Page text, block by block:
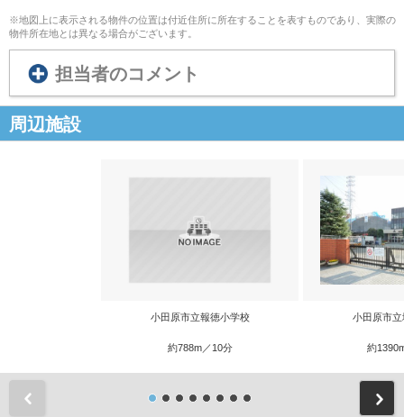
※地図上に表示される物件の位置は付近住所に所在することを表すものであり、実際の
物件所在地とは異なる場合がございます。
担当者のコメント
周辺施設
小田原市立報徳小学校
約788m／10分
小田原市
約